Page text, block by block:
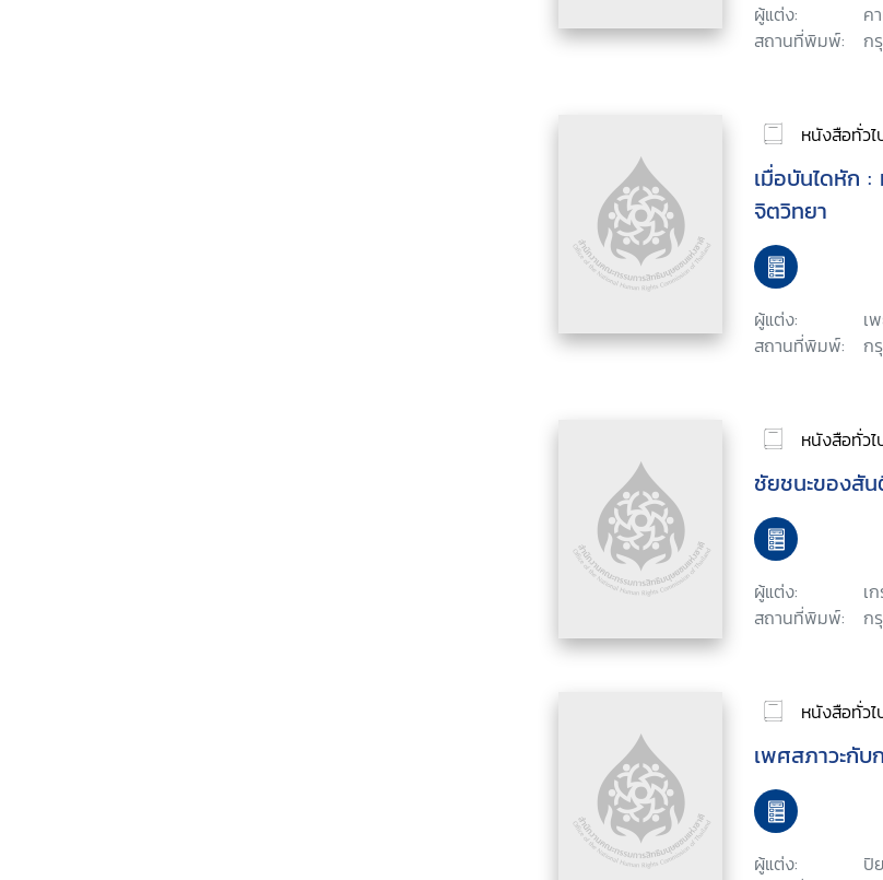
ผู้แต่ง:
ค
สถานที่พิมพ์:
ก
หนังสือทั่วไ
เมื่อบันไดหัก
จิตวิทยา
ผู้แต่ง:
เ
สถานที่พิมพ์:
ก
หนังสือทั่วไ
ชัยชนะของสั
ผู้แต่ง:
เ
สถานที่พิมพ์:
ก
หนังสือทั่วไ
เพศสภาวะกั
ผู้แต่ง:
ปิ